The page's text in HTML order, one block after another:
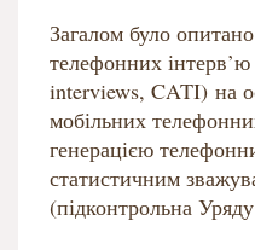
Загалом було
телефонних
interviews, CATI) на
мобільних
генерацією
статистичним
(підконтрольна